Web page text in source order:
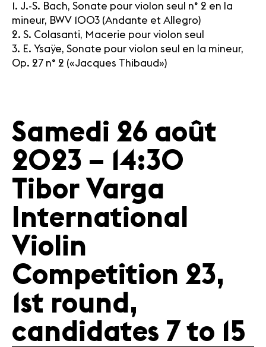
1. J.-S. Bach, Sonate pour violon seul n° 2 en la
mineur, BWV 1003 (Andante et Allegro)
2. S. Colasanti, Macerie pour violon seul
3. E. Ysaÿe, Sonate pour violon seul en la mineur,
Op. 27 n° 2 («Jacques Thibaud»)
Samedi 26 août
2023 – 14:30
Tibor Varga
International
Violin
Competition 23,
1st round,
candidates 7 to 15